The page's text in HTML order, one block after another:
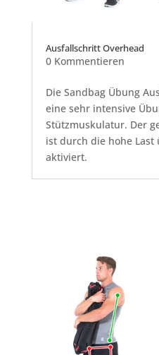
Ausfallschritt Overhead
0 Kommentieren
Die Sandbag Übung
eine sehr intensive
Stützmuskulatur. Der
ist durch die hohe
aktiviert.